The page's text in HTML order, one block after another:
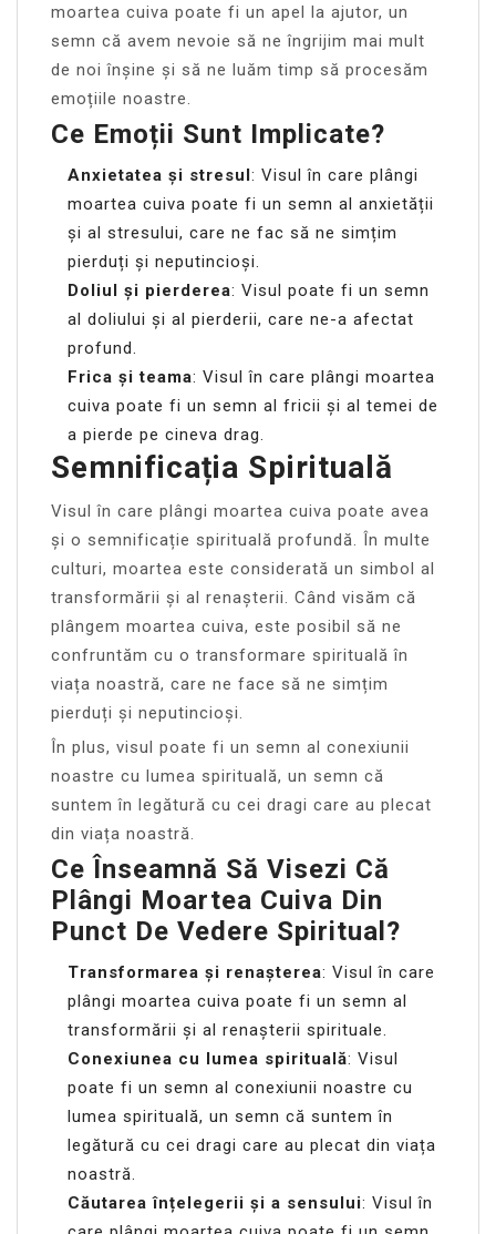
moartea cuiva poate fi un apel la ajutor, un
semn că avem nevoie să ne îngrijim mai mult
de noi înșine și să ne luăm timp să procesăm
emoțiile noastre.
Ce Emoții Sunt Implicate?
Anxietatea și stresul: Visul în care plângi
moartea cuiva poate fi un semn al anxietății
și al stresului, care ne fac să ne simțim
pierduți și neputincioși.
Doliul și pierderea: Visul poate fi un semn
al doliului și al pierderii, care ne-a afectat
profund.
Frica și teama: Visul în care plângi moartea
cuiva poate fi un semn al fricii și al temei de
a pierde pe cineva drag.
Semnificația Spirituală
Visul în care plângi moartea cuiva poate avea
și o semnificație spirituală profundă. În multe
culturi, moartea este considerată un simbol al
transformării și al renașterii. Când visăm că
plângem moartea cuiva, este posibil să ne
confruntăm cu o transformare spirituală în
viața noastră, care ne face să ne simțim
pierduți și neputincioși.
În plus, visul poate fi un semn al conexiunii
noastre cu lumea spirituală, un semn că
suntem în legătură cu cei dragi care au plecat
din viața noastră.
Ce Înseamnă Să Visezi Că
Plângi Moartea Cuiva Din
Punct De Vedere Spiritual?
Transformarea și renașterea: Visul în care
plângi moartea cuiva poate fi un semn al
transformării și al renașterii spirituale.
Conexiunea cu lumea spirituală: Visul
poate fi un semn al conexiunii noastre cu
lumea spirituală, un semn că suntem în
legătură cu cei dragi care au plecat din viața
noastră.
Căutarea înțelegerii și a sensului: Visul în